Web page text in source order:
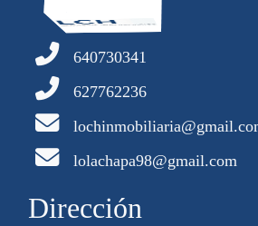
640730341
627762236
lolachapa98@gmail.com
Dirección